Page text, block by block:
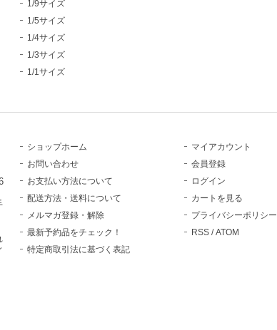
1/9サイズ
1/5サイズ
1/4サイズ
1/3サイズ
1/1サイズ
ショップホーム
お問い合わせ
お支払い方法について
配送方法・送料について
メルマガ登録・解除
最新予約品をチェック！
特定商取引法に基づく表記
マイアカウント
会員登録
ログイン
カートを見る
プライバシーポリシー
RSS /ATOM